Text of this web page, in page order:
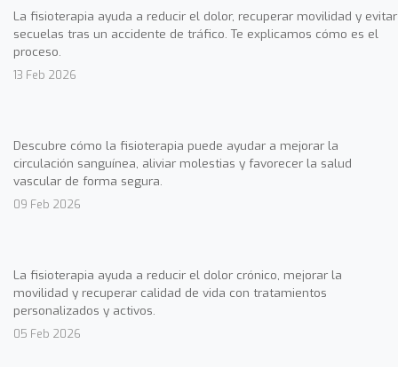
La fisioterapia ayuda a reducir el dolor, recuperar movilidad y evitar
secuelas tras un accidente de tráfico. Te explicamos cómo es el
proceso.
13 Feb 2026
Descubre cómo la fisioterapia puede ayudar a mejorar la
circulación sanguínea, aliviar molestias y favorecer la salud
vascular de forma segura.
09 Feb 2026
La fisioterapia ayuda a reducir el dolor crónico, mejorar la
movilidad y recuperar calidad de vida con tratamientos
personalizados y activos.
05 Feb 2026